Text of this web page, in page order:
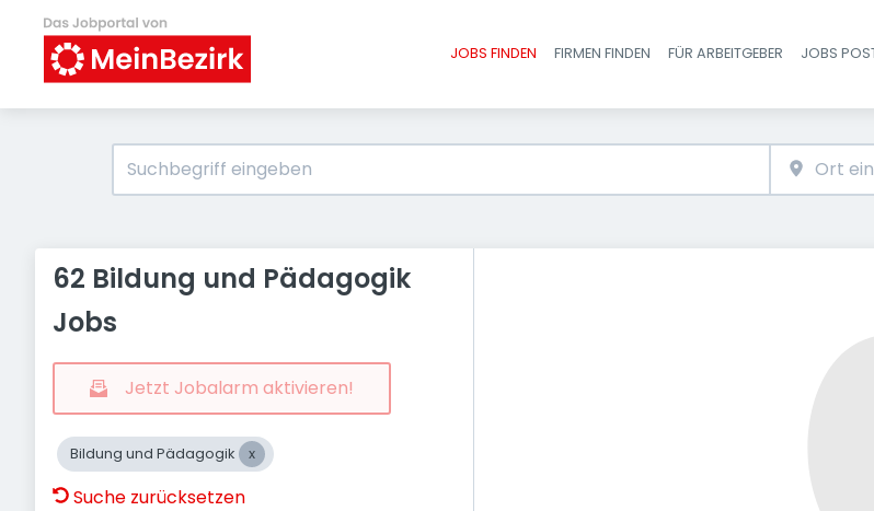
JOBS FINDEN FIRMEN FINDEN FÜR ARBEITGEBER JOBS
62 Bildung und Pädagogik
Jobs
Jetzt Jobalarm aktivieren!
Bildung und Pädagogik
Suche zurücksetzen